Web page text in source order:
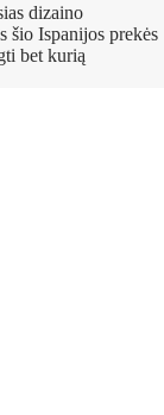
dizaino
šio Ispanijos prekės
bet kurią